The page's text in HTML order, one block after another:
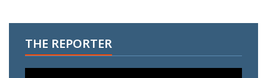
THE REPORTER